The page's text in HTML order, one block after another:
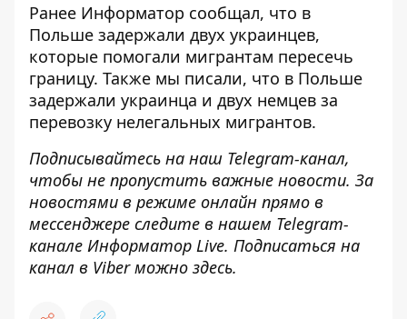
Ранее Информатор сообщал, что в
Польше задержали двух украинцев,
которые помогали мигрантам пересечь
границу. Также мы писали, что в Польше
задержали украинца и двух немцев за
перевозку нелегальных мигрантов.
Подписывайтесь на наш Telegram-канал,
чтобы не пропустить важные новости. За
новостями в режиме онлайн прямо в
мессенджере следите в нашем Telegram-
канале Информатор Live. Подписаться на
канал в Viber можно здесь.